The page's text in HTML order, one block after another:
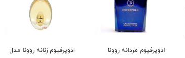
ادوپرفیوم مردانه روونا
ادوپرفیوم زنانه روونا مدل